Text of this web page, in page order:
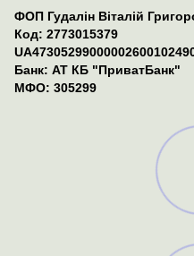
ФОП Гудалін Віталій
Код: 2773015379
Банк: АТ КБ "ПриватБанк"
МФО: 305299